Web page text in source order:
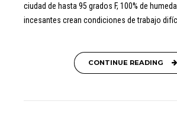
ciudad de hasta 95 grados F, 100% de
incesantes crean condiciones de trabajo
CONTINUE READING